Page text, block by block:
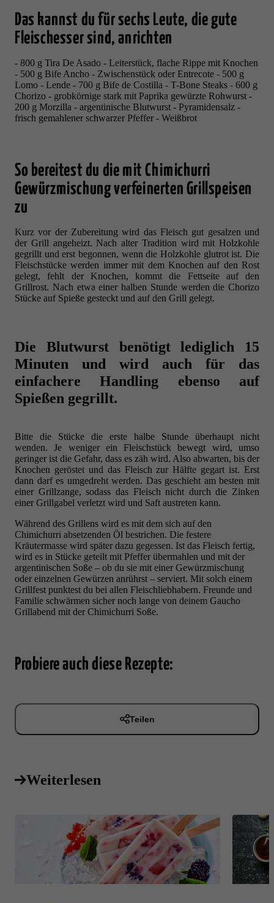
Das kannst du für sechs Leute, die gute
Fleischesser sind, anrichten
- 800 g Tira De Asado - Leiterstück, flache Rippe mit Knochen
- 500 g Bife Ancho - Zwischenstück oder Entrecote - 500 g
Lomo - Lende - 700 g Bife de Costilla - T-Bone Steaks - 600 g
Chorizo - grobkörnige stark mit Paprika gewürzte Rohwurst -
200 g Morzilla - argentinische Blutwurst - Pyramidensalz -
frisch gemahlener schwarzer Pfeffer - Weißbrot
So bereitest du die mit Chimichurri
Gewürzmischung verfeinerten Grillspeisen
zu
Kurz vor der Zubereitung wird das Fleisch gut gesalzen und
der Grill angeheizt. Nach alter Tradition wird mit Holzkohle
gegrillt und erst begonnen, wenn die Holzkohle glutrot ist. Die
Fleischstücke werden immer mit dem Knochen auf den Rost
gelegt, fehlt der Knochen, kommt die Fettseite auf den
Grillrost. Nach etwa einer halben Stunde werden die Chorizo
Stücke auf Spieße gesteckt und auf den Grill gelegt.
Die Blutwurst benötigt lediglich 15
Minuten und wird auch für das
einfachere Handling ebenso auf
Spießen gegrillt.
Bitte die Stücke die erste halbe Stunde überhaupt nicht
wenden. Je weniger ein Fleischstück bewegt wird, umso
geringer ist die Gefahr, dass es zäh wird. Also abwarten, bis der
Knochen geröstet und das Fleisch zur Hälfte gegart ist. Erst
dann darf es umgedreht werden. Das geschieht am besten mit
einer Grillzange, sodass das Fleisch nicht durch die Zinken
einer Grillgabel verletzt wird und Saft austreten kann.
Während des Grillens wird es mit dem sich auf den
Chimichurri absetzenden Öl bestrichen. Die festere
Kräutermasse wird später dazu gegessen. Ist das Fleisch fertig,
wird es in Stücke geteilt mit Pfeffer übermahlen und mit der
argentinischen Soße – ob du sie mit einer Gewürzmischung
oder einzelnen Gewürzen anrührst – serviert. Mit solch einem
Grillfest punktest du bei allen Fleischliebhabern. Freunde und
Familie schwärmen sicher noch lange von deinem Gaucho
Grillabend mit der Chimichurri Soße.
Probiere auch diese Rezepte:
Teilen
Weiterlesen